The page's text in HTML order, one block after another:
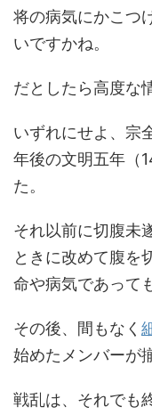
将の病気にかこつ
いですかね。
だとしたら高度な
いずれにせよ、宗
年後の文明五年（
た。
それ以前に切腹未
ときに改めて腹を
命や病気であって
その後、間もなく
始めたメンバーが
戦乱は、それでも